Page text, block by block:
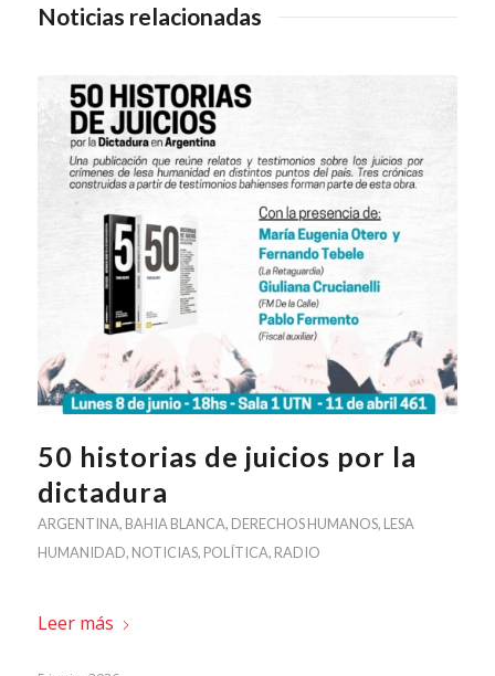
Noticias relacionadas
50 historias de juicios por la
dictadura
ARGENTINA, BAHIA BLANCA, DERECHOS HUMANOS, LESA
HUMANIDAD, NOTICIAS, POLÍTICA, RADIO
Leer más